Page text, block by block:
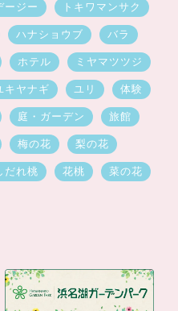
ージー トキワマンサク
ハナショウブ バラ
ホテル ミヤマツツジ
キヤナギ ユリ 体験
庭・ガーデン 旅館
梅の花 梨の花
だれ桃 花桃 菜の花